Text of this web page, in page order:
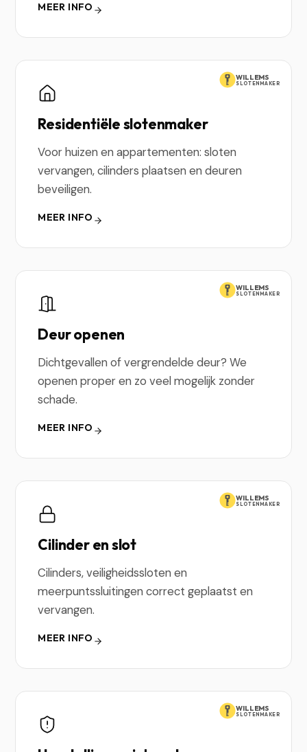
MEER INFO
WILLEMS
SLOTENMAKER
Residentiële slotenmaker
Voor huizen en appartementen: sloten
vervangen, cilinders plaatsen en deuren
beveiligen.
MEER INFO
WILLEMS
SLOTENMAKER
Deur openen
Dichtgevallen of vergrendelde deur? We
openen proper en zo veel mogelijk zonder
schade.
MEER INFO
WILLEMS
SLOTENMAKER
Cilinder en slot
Cilinders, veiligheidssloten en
meerpuntssluitingen correct geplaatst en
vervangen.
MEER INFO
WILLEMS
SLOTENMAKER